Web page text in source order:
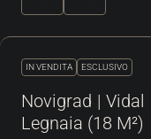
IN VENDITA ESCLUSIVO
Novigrad | Vidal
Legnaia (18 M²)